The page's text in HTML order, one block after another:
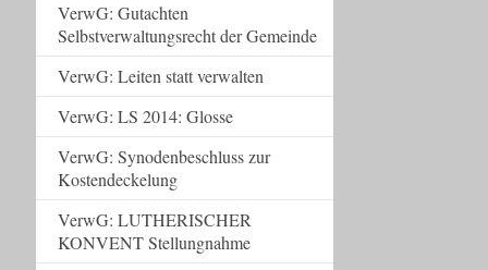
VerwG: Gutachten
Selbstverwaltungsrecht der Gemeinde
VerwG: Leiten statt verwalten
VerwG: LS 2014: Glosse
VerwG: Synodenbeschluss zur
Kostendeckelung
VerwG: LUTHERISCHER
KONVENT Stellungnahme